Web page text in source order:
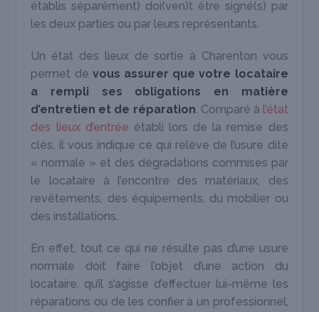
établis séparément) doi(ven)t être signé(s) par
les deux parties ou par leurs représentants.
Un état des lieux de sortie à Charenton vous
permet de vous assurer que votre locataire
a rempli ses obligations en matière
d’entretien et de réparation. Comparé à l’état
des lieux d’entrée établi lors de la remise des
clés, il vous indique ce qui relève de l’usure dite
« normale » et des dégradations commises par
le locataire à l’encontre des matériaux, des
revêtements, des équipements, du mobilier ou
des installations.
En effet, tout ce qui ne résulte pas d’une usure
normale doit faire l’objet d’une action du
locataire, qu’il s’agisse d’effectuer lui-même les
réparations ou de les confier à un professionnel,